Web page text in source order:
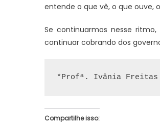
entende o que vê, o que ouve,
Se continuarmos nesse
continuar cobrando dos
*Profª. Ivânia
Compartilhe isso: